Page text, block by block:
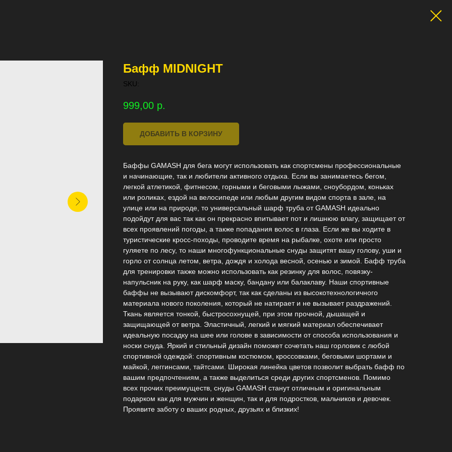
Бафф MIDNIGHT
SKU:
999,00 р.
ДОБАВИТЬ В КОРЗИНУ
Баффы GAMASH для бега могут использовать как спортсмены профессиональные
и начинающие, так и любители активного отдыха. Если вы занимаетесь бегом,
легкой атлетикой, фитнесом, горными и беговыми лыжами, сноубордом, коньках
или роликах, ездой на велосипеде или любым другим видом спорта в зале, на
улице или на природе, то универсальный шарф труба от GAMASH идеально
подойдут для вас так как он прекрасно впитывает пот и лишнюю влагу, защищает от
всех проявлений погоды, а также попадания волос в глаза. Если же вы ходите в
туристические кросс-походы, проводите время на рыбалке, охоте или просто
гуляете по лесу, то наши многофункциональные снуды защитят вашу голову, уши и
горло от солнца летом, ветра, дождя и холода весной, осенью и зимой. Бафф труба
для тренировки также можно использовать как резинку для волос, повязку-
напульсник на руку, как шарф маску, бандану или балаклаву. Наши спортивные
баффы не вызывают дискомфорт, так как сделаны из высокотехнологичного
материала нового поколения, который не натирает и не вызывает раздражений.
Ткань является тонкой, быстросохнущей, при этом прочной, дышащей и
защищающей от ветра. Эластичный, легкий и мягкий материал обеспечивает
идеальную посадку на шее или голове в зависимости от способа использования и
носки снуда. Яркий и стильный дизайн поможет сочетать наш горловик с любой
спортивной одеждой: спортивным костюмом, кроссовками, беговыми шортами и
майкой, леггинсами, тайтсами. Широкая линейка цветов позволит выбрать бафф по
вашим предпочтениям, а также выделиться среди других спортсменов. Помимо
всех прочих преимуществ, снуды GAMASH станут отличным и оригинальным
подарком как для мужчин и женщин, так и для подростков, мальчиков и девочек.
Проявите заботу о ваших родных, друзьях и близких!